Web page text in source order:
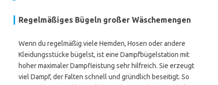
Regelmäßiges Bügeln großer Wäschemengen
Wenn du regelmäßig viele Hemden, Hosen oder andere
Kleidungsstücke bügelst, ist eine Dampfbügelstation mit
hoher maximaler Dampfleistung sehr hilfreich. Sie erzeugt
viel Dampf, der Falten schnell und gründlich beseitigt. So